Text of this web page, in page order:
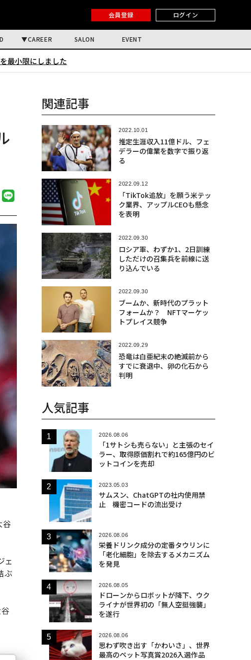
会員登録 ログイン
CAREER SALON EVENT
最小限にしました
谷
ェ
ぶ
関連記事
2022.10.01
推定生涯収入11億ドル、フェ
デラーの偉業を数字で振り返
る
2022.09.12
「TikTok追放」を願う米テッ
ク業界、アップルCEOも懸念
を表明
2022.09.30
ロシア軍、わずか1、2日訓練
しただけの召集兵を前線に送
り込んでいる
2022.09.30
ブームか、新時代のプラット
フォームか？ NFTマーケッ
トプレイス競争
2022.09.29
恐竜は白亜紀末の絶滅前から
すでに衰退中、卵の化石から
判明
人気記事
2026.08.06
「1サトシも売らない」と主張のセイ
ラー、取得原価割れで約165億円のビ
ットコインを売却
2023.05.03
サムスン、ChatGPTの社内使用禁
止 機密コードの流出受け
2026.08.06
栄養ドリンク成分の定番タウリンに
「老化細胞」を除去するメカニズム
を発見
2026.08.05
ドローンからロボットが降下、ウク
ライナが世界初の「無人空挺強襲」
を遂行
2026.08.06
思わず吹き出す「かわいさ」、世界
最高のペット写真賞2026入選作品